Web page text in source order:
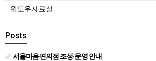
윈도우자료실
Posts
서울마음편의점 조성·운영 안내